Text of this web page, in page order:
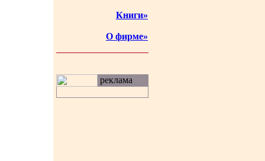
Книги»
О фирме»
реклама